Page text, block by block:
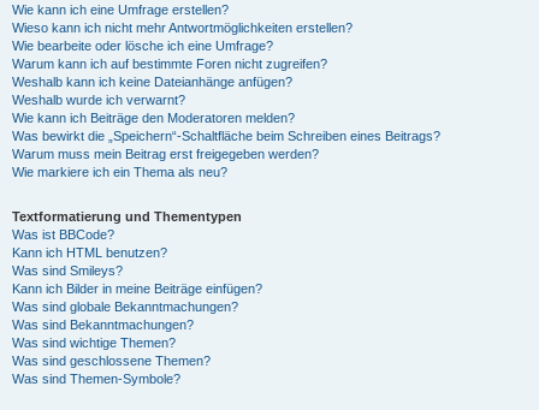
Wie kann ich eine Umfrage erstellen?
Wieso kann ich nicht mehr Antwortmöglichkeiten erstellen?
Wie bearbeite oder lösche ich eine Umfrage?
Warum kann ich auf bestimmte Foren nicht zugreifen?
Weshalb kann ich keine Dateianhänge anfügen?
Weshalb wurde ich verwarnt?
Wie kann ich Beiträge den Moderatoren melden?
Was bewirkt die „Speichern“-Schaltfläche beim Schreiben eines Beitrags?
Warum muss mein Beitrag erst freigegeben werden?
Wie markiere ich ein Thema als neu?
Textformatierung und Thementypen
Was ist BBCode?
Kann ich HTML benutzen?
Was sind Smileys?
Kann ich Bilder in meine Beiträge einfügen?
Was sind globale Bekanntmachungen?
Was sind Bekanntmachungen?
Was sind wichtige Themen?
Was sind geschlossene Themen?
Was sind Themen-Symbole?